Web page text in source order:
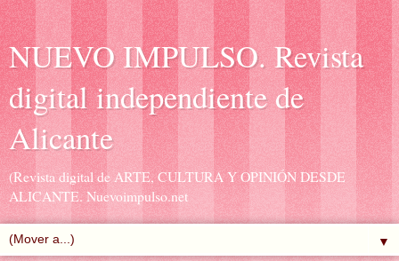
NUEVO IMPULSO. Revista
digital independiente de
Alicante
(Revista digital de ARTE, CULTURA Y OPINIÓN DESDE
ALICANTE. Nuevoimpulso.net
▼